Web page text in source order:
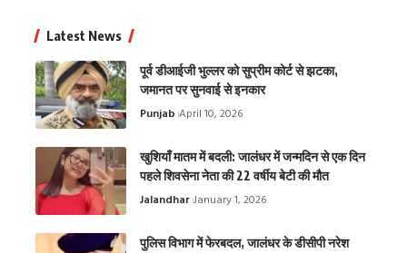
Latest News
पूर्व डीआईजी भुल्लर को सुप्रीम कोर्ट से झटका,
जमानत पर सुनवाई से इनकार
Punjab April 10, 2026
खुशियाँ मातम में बदली: जालंधर में जन्मदिन से एक दिन
पहले शिवसेना नेता की 22 वर्षीय बेटी की मौत
Jalandhar January 1, 2026
पुलिस विभाग में फेरबदल, जालंधर के डीसीपी नरेश